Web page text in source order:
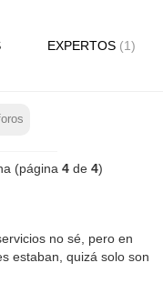
EXPERTOS (1)
(página 4de 4)
no sé, pero en
estaban, quizá solo son